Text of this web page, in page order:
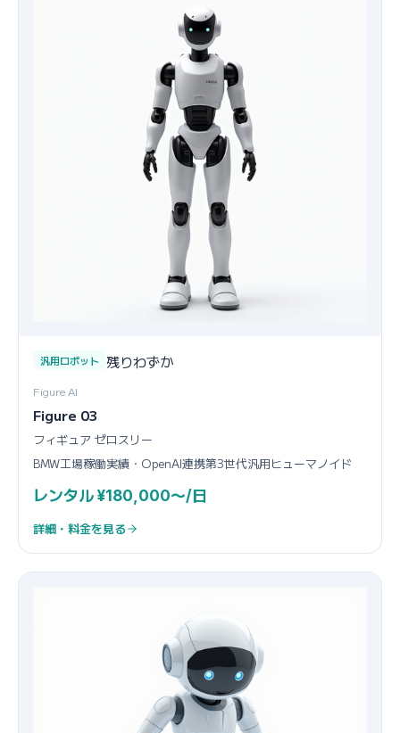
汎用ロボット 残りわずか
Figure AI
Figure 03
フィギュア ゼロスリー
BMW工場稼働実績・OpenAI連携第3世代汎用ヒューマノイド
レンタル ¥180,000〜/日
詳細・料金を見る